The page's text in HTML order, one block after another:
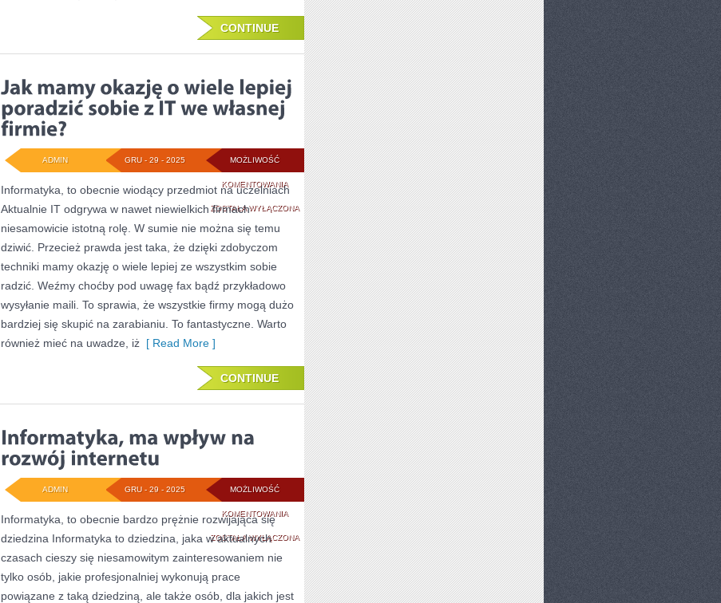
CONTINUE
MOŻLIWOŚĆ
KOMENTOWANIAJAK
MAMY
OKAZJĘ
WIELE
LEPIEJ
PORADZIĆ
SOBIE
WŁASNEJ
FIRMIE?
ZOSTAŁA WYŁĄCZONA
GRU - 29 - 2025
ADMIN
Informatyka, to obecnie wiodący przedmiot na uczelniach
Aktualnie IT odgrywa w nawet niewielkich firmach
niesamowicie istotną rolę. W sumie nie można się temu
dziwić. Przecież prawda jest taka, że dzięki zdobyczom
techniki mamy okazję o wiele lepiej ze wszystkim sobie
radzić. Weźmy choćby pod uwagę fax bądź przykładowo
wysyłanie maili. To sprawia, że wszystkie firmy mogą dużo
bardziej się skupić na zarabianiu. To fantastyczne. Warto
również mieć na uwadze, iż [ Read More ]
CONTINUE
MOŻLIWOŚĆ
KOMENTOWANIAINFORMATYKA,
MA
WPŁYW
ZOSTAŁA WYŁĄCZONA
GRU - 29 - 2025
ADMIN
Informatyka, to obecnie bardzo prężnie rozwijająca się
dziedzina Informatyka to dziedzina, jaka w aktualnych
czasach cieszy się niesamowitym zainteresowaniem nie
tylko osób, jakie profesjonalniej wykonują prace
powiązane z taką dziedziną, ale także osób, dla jakich jest